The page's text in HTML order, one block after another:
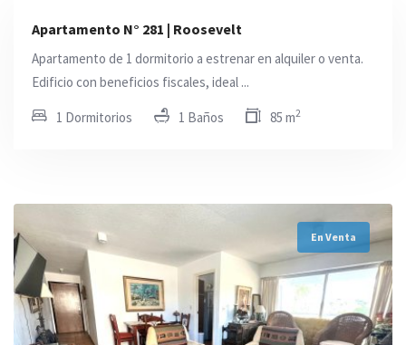
Apartamento N° 281 | Roosevelt
Apartamento de 1 dormitorio a estrenar en alquiler o venta.
Edificio con beneficios fiscales, ideal ...
1 Dormitorios 1 Baños 85 m2
En Venta